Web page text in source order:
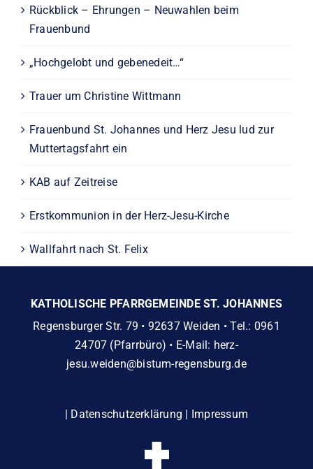
Rückblick – Ehrungen – Neuwahlen beim
Frauenbund
„Hochgelobt und gebenedeit…“
Trauer um Christine Wittmann
Frauenbund St. Johannes und Herz Jesu lud zur
Muttertagsfahrt ein
KAB auf Zeitreise
Erstkommunion in der Herz-Jesu-Kirche
Wallfahrt nach St. Felix
KATHOLISCHE PFARRGEMEINDE ST. JOHANNES
Regensburger Str. 79 • 92637 Weiden • Tel.: 0961
24707 (Pfarrbüro) • E-Mail: herz-
jesu.weiden@bistum-regensburg.de
Datenschutzerklärung Impressum